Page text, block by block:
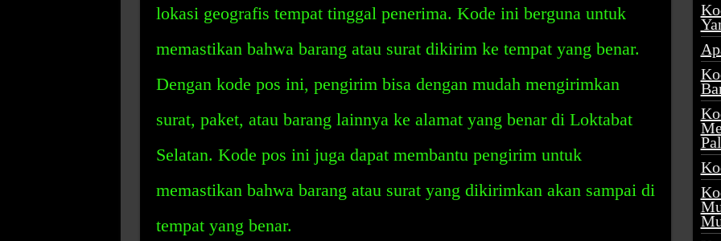
lokasi geografis tempat tinggal penerima. Kode ini berguna untuk
memastikan bahwa barang atau surat dikirim ke tempat yang benar.
Dengan kode pos ini, pengirim bisa dengan mudah mengirimkan
surat, paket, atau barang lainnya ke alamat yang benar di Loktabat
Selatan. Kode pos ini juga dapat membantu pengirim untuk
memastikan bahwa barang atau surat yang dikirimkan akan sampai di
tempat yang benar.